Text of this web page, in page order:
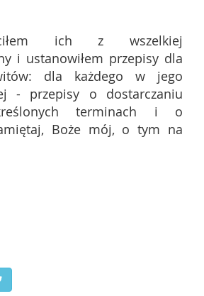
ich z wszelkiej
i ustanowiłem przepisy dla
dla każdego w jego
- przepisy o dostarczaniu
terminach i o
Boże mój, o tym na